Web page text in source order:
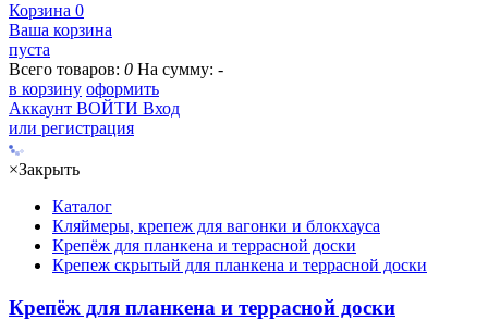
Корзина 0
Ваша корзина
пуста
Всего товаров: 0 На сумму: -
в корзину оформить
Аккаунт ВОЙТИ Вход
или регистрация
×Закрыть
Каталог
Кляймеры, крепеж для вагонки и блокхауса
Крепёж для планкена и террасной доски
Крепеж скрытый для планкена и террасной доски
Крепёж для планкена и террасной доски